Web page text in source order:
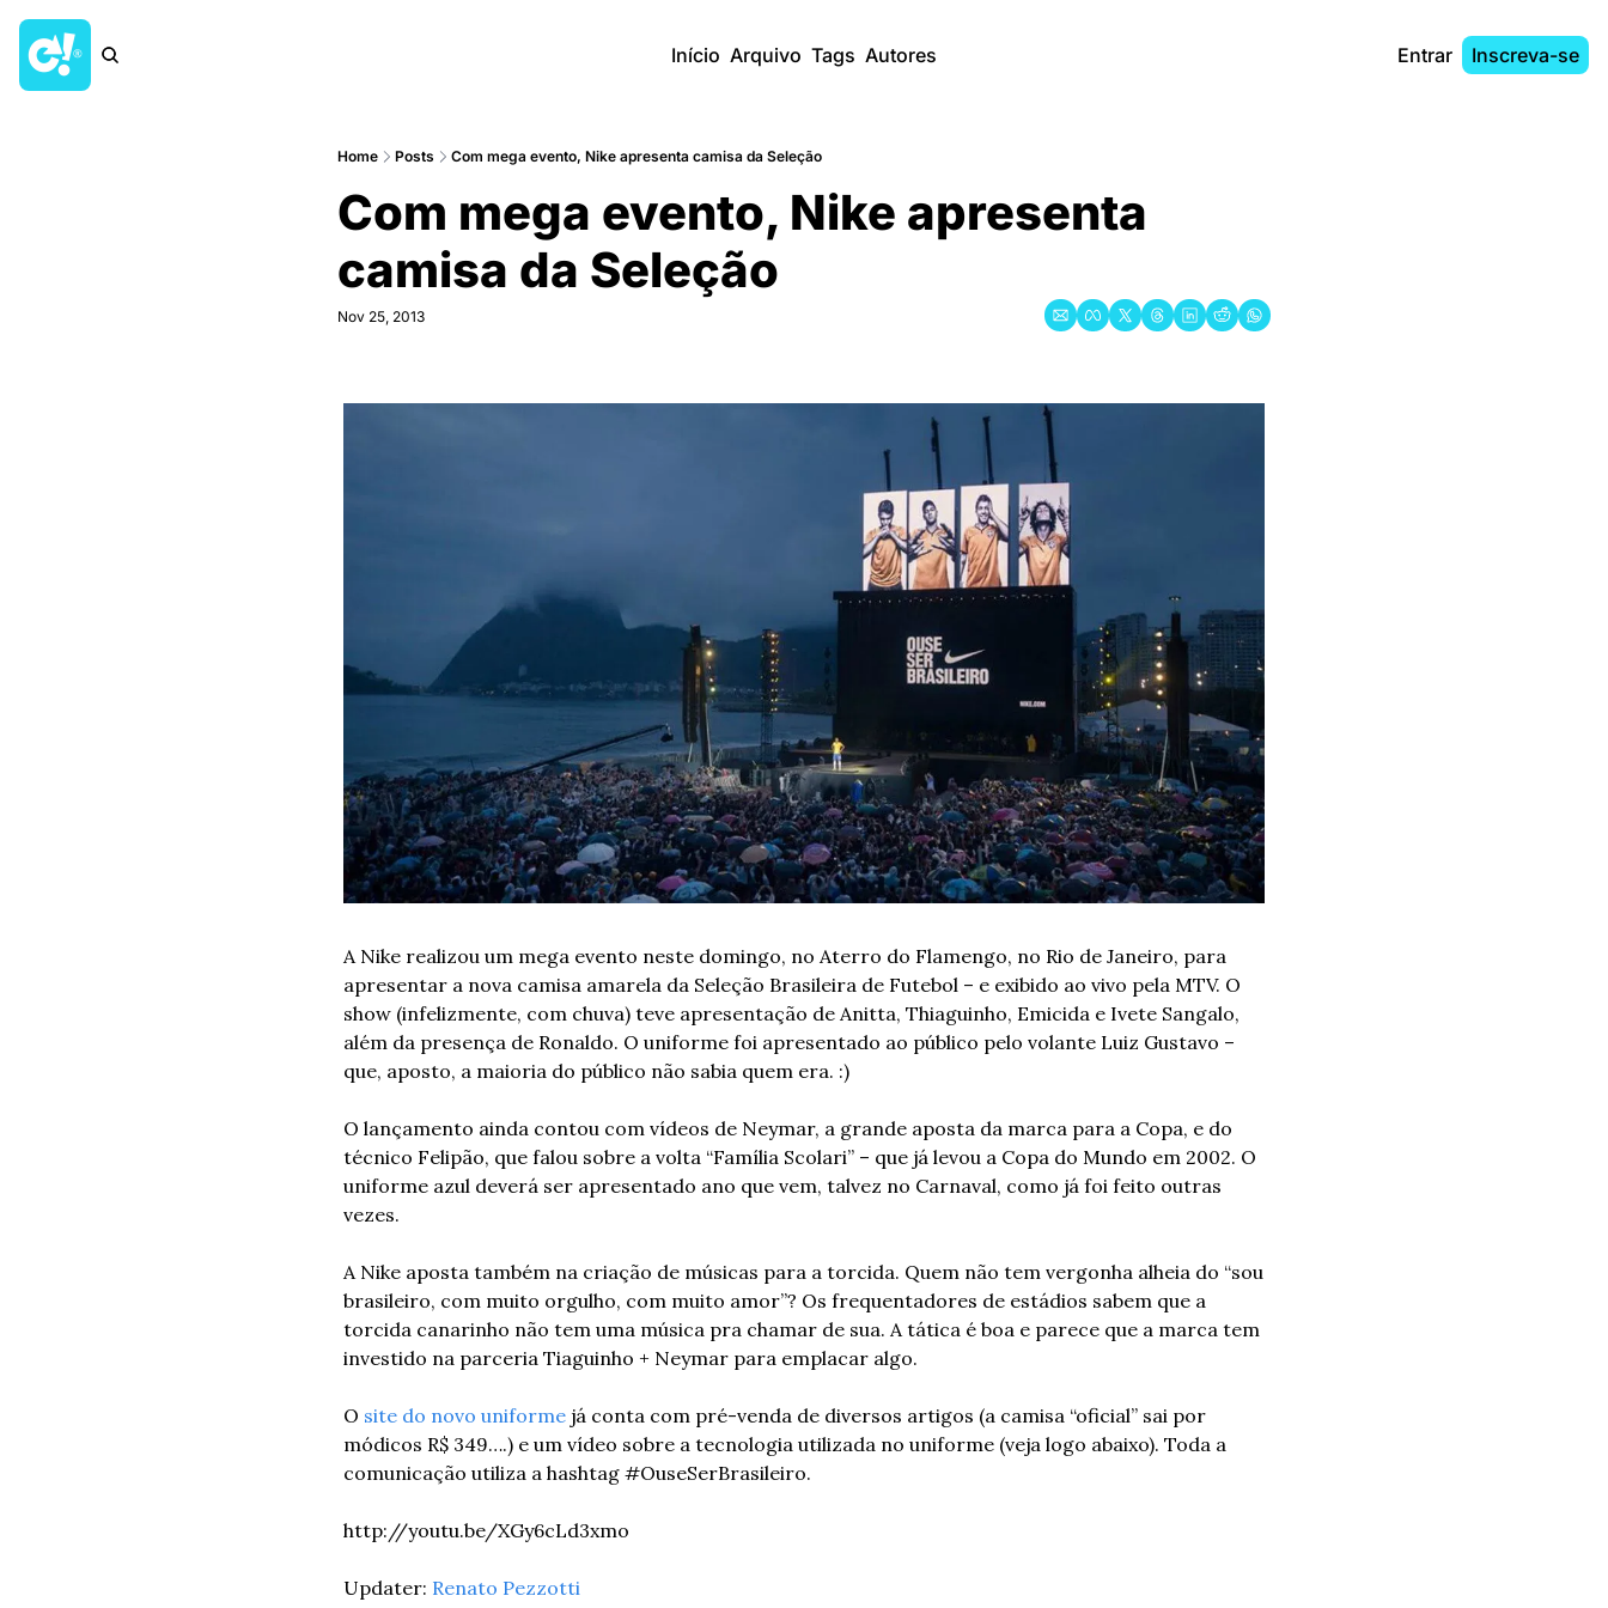
Início Arquivo Tags Autores Entrar Inscreva-se
Home Posts Com mega evento, Nike apresenta camisa da Seleção
Com mega evento, Nike apresenta
camisa da Seleção
Nov 25, 2013
A Nike realizou um mega evento neste domingo, no Aterro do Flamengo, no Rio de Janeiro, para
apresentar a nova camisa amarela da Seleção Brasileira de Futebol – e exibido ao vivo pela MTV. O
show (infelizmente, com chuva) teve apresentação de Anitta, Thiaguinho, Emicida e Ivete Sangalo,
além da presença de Ronaldo. O uniforme foi apresentado ao público pelo volante Luiz Gustavo –
que, aposto, a maioria do público não sabia quem era. :)
O lançamento ainda contou com vídeos de Neymar, a grande aposta da marca para a Copa, e do
técnico Felipão, que falou sobre a volta “Família Scolari” – que já levou a Copa do Mundo em 2002. O
uniforme azul deverá ser apresentado ano que vem, talvez no Carnaval, como já foi feito outras
vezes.
A Nike aposta também na criação de músicas para a torcida. Quem não tem vergonha alheia do “sou
brasileiro, com muito orgulho, com muito amor”? Os frequentadores de estádios sabem que a
torcida canarinho não tem uma música pra chamar de sua. A tática é boa e parece que a marca tem
investido na parceria Tiaguinho + Neymar para emplacar algo.
O site do novo uniforme já conta com pré-venda de diversos artigos (a camisa “oficial” sai por
módicos R$ 349….) e um vídeo sobre a tecnologia utilizada no uniforme (veja logo abaixo). Toda a
comunicação utiliza a hashtag #OuseSerBrasileiro.
http://youtu.be/XGy6cLd3xmo
Updater: Renato Pezzotti